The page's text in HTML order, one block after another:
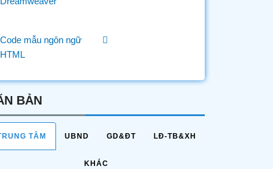
Code mẫu ngôn ngữ
HTML
BẢN
TÂM UBND GD&ĐT LĐ-TB&XH
KHÁC